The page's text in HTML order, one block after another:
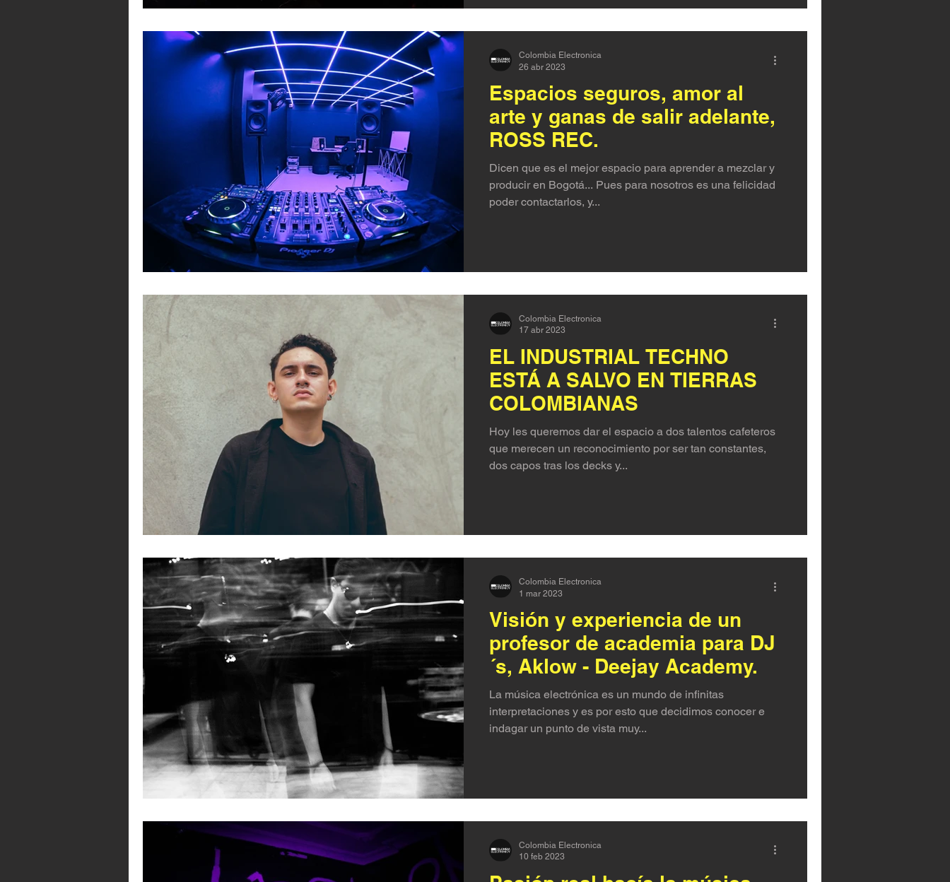
Espacios seguros, amor al
arte y ganas de salir adelante,
ROSS REC.
Dicen que es el mejor espacio para aprender a mezclar y
producir en Bogotá... Pues para nosotros es una felicidad
poder contactarlos, y...
Colombia Electronica
26 abr 2023
EL INDUSTRIAL TECHNO
ESTÁ A SALVO EN TIERRAS
COLOMBIANAS
Hoy les queremos dar el espacio a dos talentos cafeteros
que merecen un reconocimiento por ser tan constantes,
dos capos tras los decks y...
Colombia Electronica
17 abr 2023
Visión y experiencia de un
profesor de academia para DJ
´s, Aklow - Deejay Academy.
La música electrónica es un mundo de infinitas
interpretaciones y es por esto que decidimos conocer e
indagar un punto de vista muy...
Colombia Electronica
1 mar 2023
Colombia Electronica
10 feb 2023